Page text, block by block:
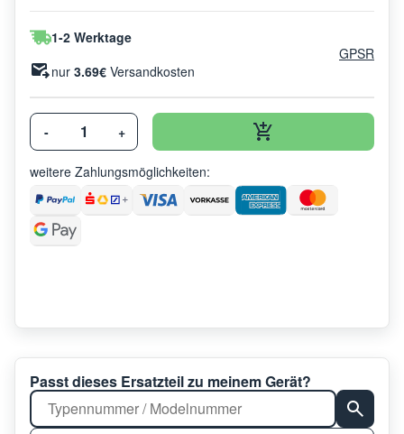
1-2 Werktage
nur 3.69€ Versandkosten
GPSR
- +
weitere Zahlungsmöglichkeiten:
Passt dieses Ersatzteil zu meinem Gerät?